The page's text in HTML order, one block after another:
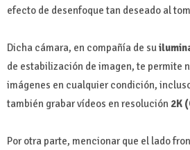
efecto de desenfoque tan deseado al
Dicha cámara, en compañía de su
de estabilización de imagen, te permite
imágenes en cualquier condición,
también grabar vídeos en resolución 2K
Por otra parte, mencionar que el lado